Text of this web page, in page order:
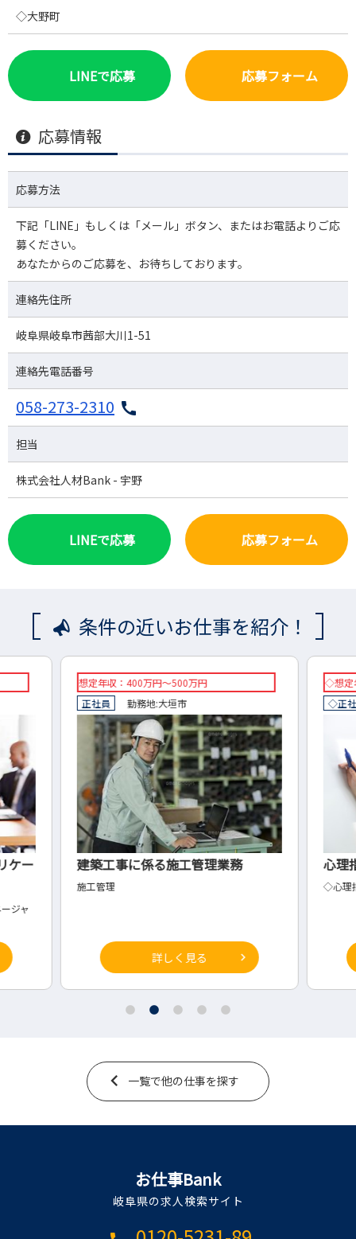
◇大野町
LINEで応募 応募フォーム
応募情報
応募方法
下記「LINE」もしくは「メール」ボタン、またはお電話よりご応
募ください。
あなたからのご応募を、お待ちしております。
連絡先住所
岐阜県岐阜市茜部大川1-51
連絡先電話番号
058-273-2310
担当
株式会社人材Bank - 宇野
LINEで応募 応募フォーム
条件の近いお仕事を紹介！
ケー
ジャ
想定年収：400万円～500万円
正社員
勤務地:大垣市
建築工事に係る施工管理業務
施工管理
詳しく見る
◇想定
◇正
心理
◇心理
一覧で他の仕事を探す
お仕事Bank
岐阜県の求人検索サイト